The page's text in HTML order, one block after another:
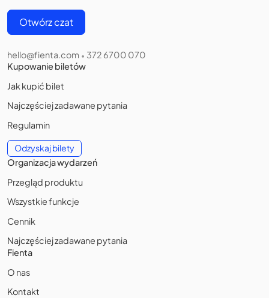
Otwórz czat
hello@fienta.com • 372 6700 070
Kupowanie biletów
Jak kupić bilet
Najczęściej zadawane pytania
Regulamin
Odzyskaj bilety
Organizacja wydarzeń
Przegląd produktu
Wszystkie funkcje
Cennik
Najczęściej zadawane pytania
Fienta
O nas
Kontakt